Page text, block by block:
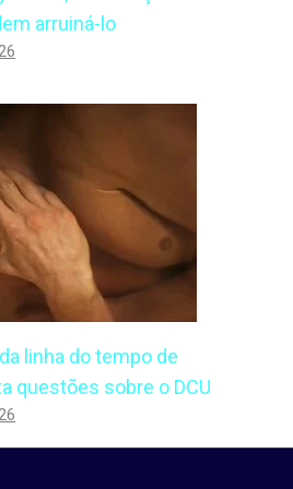
arruiná-lo
linha do tempo de
questões sobre o DCU